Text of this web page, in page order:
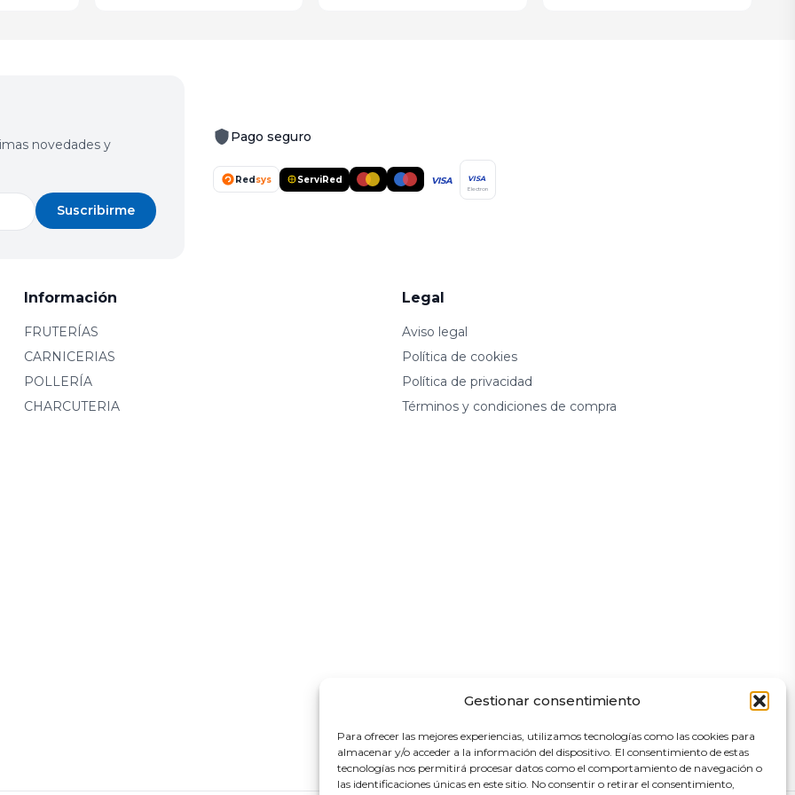
Gestionar consentimiento
Para ofrecer las mejores experiencias, utilizamos tecnologías como las cookies para
almacenar y/o acceder a la información del dispositivo. El consentimiento de estas
tecnologías nos permitirá procesar datos como el comportamiento de navegación o
las identificaciones únicas en este sitio. No consentir o retirar el consentimiento,
novedades y
Suscribirme
Pago seguro
Redsys ServiRed VISA VISA
Electron
Información
FRUTERÍAS
CARNICERIAS
POLLERÍA
CHARCUTERIA
Legal
Aviso legal
Política de cookies
Política de privacidad
Términos y condiciones de compra